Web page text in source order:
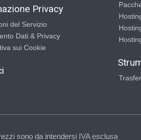
Privacy
del Servizio
Dati & Privacy
sui Cookie
sono da intendersi IVA esclusa